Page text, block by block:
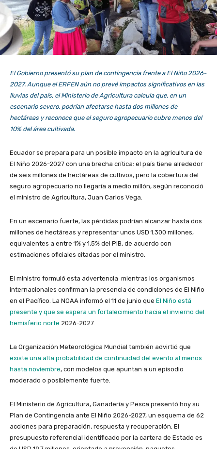
El Gobierno presentó su plan de contingencia frente a El Niño 2026-
2027. Aunque el ERFEN aún no prevé impactos significativos en las
lluvias del país, el Ministerio de Agricultura calcula que, en un
escenario severo, podrían afectarse hasta dos millones de
hectáreas y reconoce que el seguro agropecuario cubre menos del
10% del área cultivada.
Ecuador se prepara para un posible impacto en la agricultura de
El Niño 2026-2027 con una brecha crítica: el país tiene alrededor
de seis millones de hectáreas de cultivos, pero la cobertura del
seguro agropecuario no llegaría a medio millón, según reconoció
el ministro de Agricultura, Juan Carlos Vega.
En un escenario fuerte, las pérdidas podrían alcanzar hasta dos
millones de hectáreas y representar unos USD 1.300 millones,
equivalentes a entre 1% y 1,5% del PIB, de acuerdo con
estimaciones oficiales citadas por el ministro.
El ministro formuló esta advertencia mientras los organismos
internacionales confirman la presencia de condiciones de El Niño
en el Pacífico. La NOAA informó el 11 de junio que El Niño está
presente y que se espera un fortalecimiento hacia el invierno del
hemisferio norte 2026-2027.
La Organización Meteorológica Mundial también advirtió que
existe una alta probabilidad de continuidad del evento al menos
hasta noviembre, con modelos que apuntan a un episodio
moderado o posiblemente fuerte.
El Ministerio de Agricultura, Ganadería y Pesca presentó hoy su
Plan de Contingencia ante El Niño 2026-2027, un esquema de 62
acciones para preparación, respuesta y recuperación. El
presupuesto referencial identificado por la cartera de Estado es